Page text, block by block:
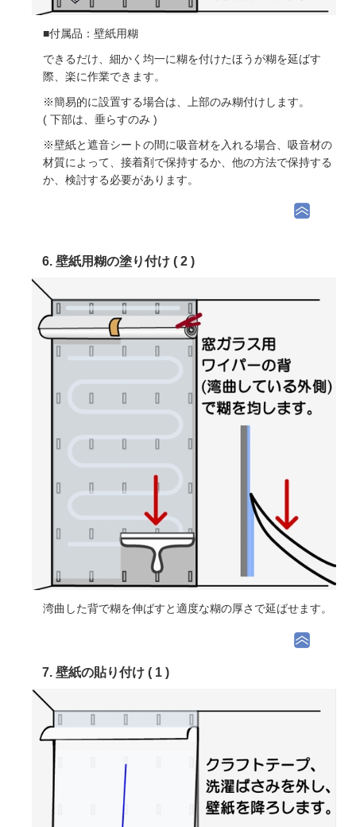
■付属品：壁紙用糊
できるだけ、細かく均一に糊を付けたほうが糊を延ばす
際、楽に作業できます。
※簡易的に設置する場合は、上部のみ糊付けします。
( 下部は、垂らすのみ )
※壁紙と遮音シートの間に吸音材を入れる場合、吸音材の
材質によって、接着剤で保持するか、他の方法で保持する
か、検討する必要があります。
6. 壁紙用糊の塗り付け ( 2 )
湾曲した背で糊を伸ばすと適度な糊の厚さで延ばせます。
7. 壁紙の貼り付け ( 1 )